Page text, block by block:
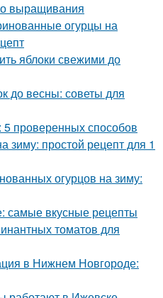
выращивания
огурцы на
яблоки свежими до
до весны: советы для
5 проверенных способов
зиму: простой рецепт для 1
огурцов на зиму:
самые вкусные рецепты
томатов для
в Нижнем Новгороде: